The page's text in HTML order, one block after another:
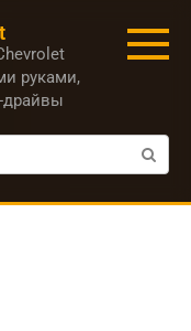
руками,
драйвы